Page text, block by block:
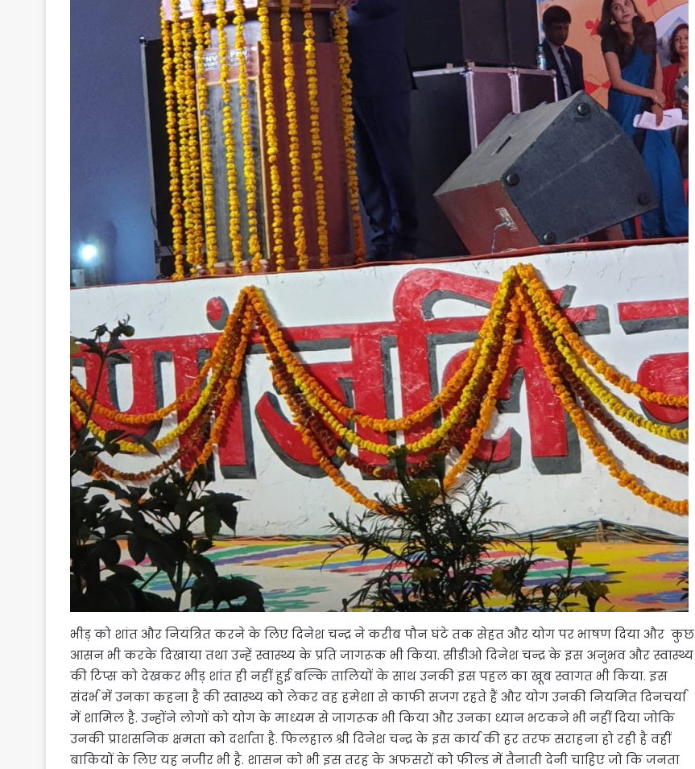
भीड़ को शांत और नियंत्रित करने के लिए दिनेश चन्द्र ने करीब पौन घंटे तक सेहत और योग पर भाषण दिया और कुछ
आसन भी करके दिखाया तथा उन्हें स्वास्थ्य के प्रति जागरूक भी किया. सीडीओ दिनेश चन्द्र के इस अनुभव और स्वास्थ्य
की टिप्स को देखकर भीड़ शांत ही नहीं हुई बल्कि तालियों के साथ उनकी इस पहल का खूब स्वागत भी किया. इस
संदर्भ में उनका कहना है की स्वास्थ्य को लेकर वह हमेशा से काफी सजग रहते हैं और योग उनकी नियमित दिनचर्या
में शामिल है. उन्होंने लोगों को योग के माध्यम से जागरूक भी किया और उनका ध्यान भटकने भी नहीं दिया जोकि
उनकी प्राशसनिक क्षमता को दर्शाता है. फिलहाल श्री दिनेश चन्द्र के इस कार्य की हर तरफ सराहना हो रही है वहीं
बाकियों के लिए यह नजीर भी है. शासन को भी इस तरह के अफसरों को फील्ड में तैनाती देनी चाहिए जो कि जनता